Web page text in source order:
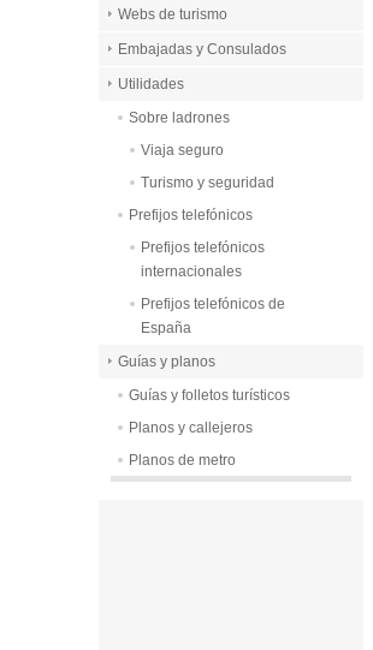
Webs de turismo
Embajadas y Consulados
Utilidades
Sobre ladrones
Viaja seguro
Turismo y seguridad
Prefijos telefónicos
Prefijos telefónicos
internacionales
Prefijos telefónicos de
España
Guías y planos
Guías y folletos turísticos
Planos y callejeros
Planos de metro